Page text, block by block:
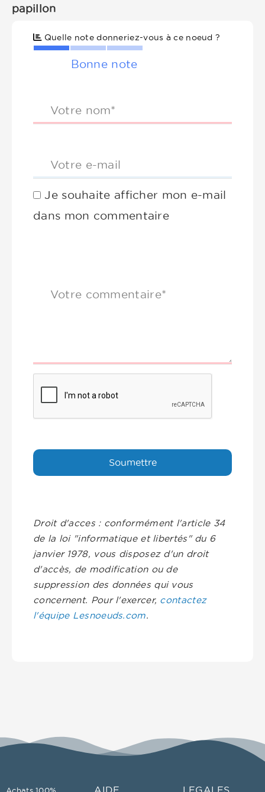
papillon
Quelle note donneriez-vous à ce noeud ?
Bonne note
Votre nom*
Votre e-mail
Je souhaite afficher mon e-mail
dans mon commentaire
Votre commentaire*
Droit d'acces : conformément l'article 34
de la loi "informatique et libertés" du 6
janvier 1978, vous disposez d'un droit
d'accès, de modification ou de
suppression des données qui vous
concernent. Pour l'exercer, contactez
l'équipe Lesnoeuds.com.
Achats 100% AIDE LEGALES